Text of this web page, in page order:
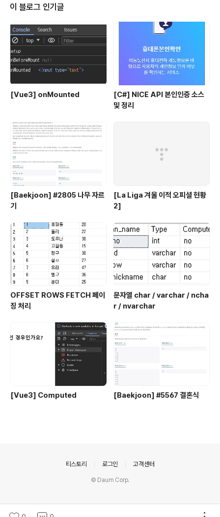
이 블로그 인기글
[Vue3] onMounted
[C#] NICE API 본인인증 소스
및 정리
[Baekjoon] #2805 나무 자르
기
[La Liga 겨울 이적 오피셜 현황
2]
OFFSET ROWS FETCH 페이
징 처리
문자열 char / varchar / ncha
r / nvarchar
[Vue3] Computed [Baekjoon] #5567 결혼식
티스토리 로그인 고객센터
© Daum Corp.